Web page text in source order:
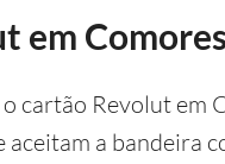
em
cartão Revolut em
a bandeira